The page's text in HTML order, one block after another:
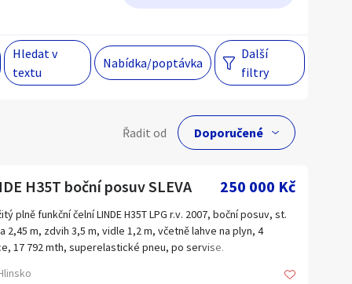
cena
Hlavní město Praha
Hledat v
textu
Nabídka/poptávka
Další
filtry
Řadit od
H35T boční posuv SLEVA 250 000 Kč
plně funkční čelní LINDE H35T LPG r.v. 2007, boční posuv, st.
2,45 m, zdvih 3,5 m, vidle 1,2 m, včetně lahve na plyn, 4
17 792 mth, superelastické pneu, po servise.
po ČR zdarma.
Hlavní město Praha
Jihomoravský kraj
Večer
s personalizací nabídek, zasíláním
materiálů a upozornění.